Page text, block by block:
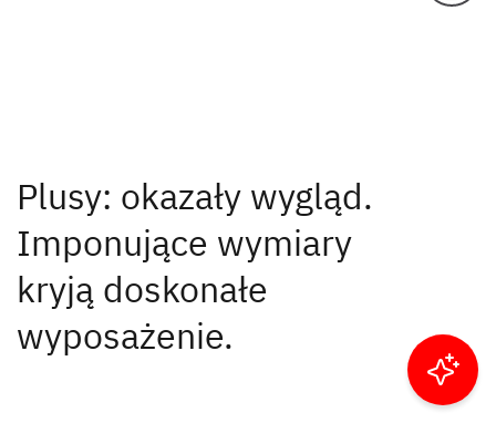
Plusy: okazały wygląd.
Imponujące wymiary
kryją doskonałe
wyposażenie.